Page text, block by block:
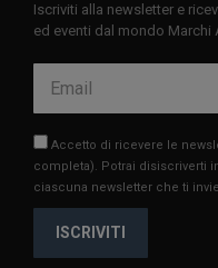
Iscriviti alla newsletter e
ed eventi dal mondo Marchi
Accetto di ricevere le
completa). Potrai disiscriverti
ciascuna newsletter che ti
ISCRIVITI